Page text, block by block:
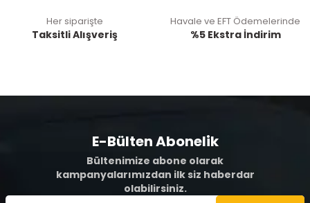
Her siparişte
Taksitli Alışveriş
Havale ve EFT Ödemelerinde
%5 Ekstra İndirim
E-Bülten Abonelik
Bültenimize abone olarak
kampanyalarımızdan ilk siz haberdar
olabilirsiniz.